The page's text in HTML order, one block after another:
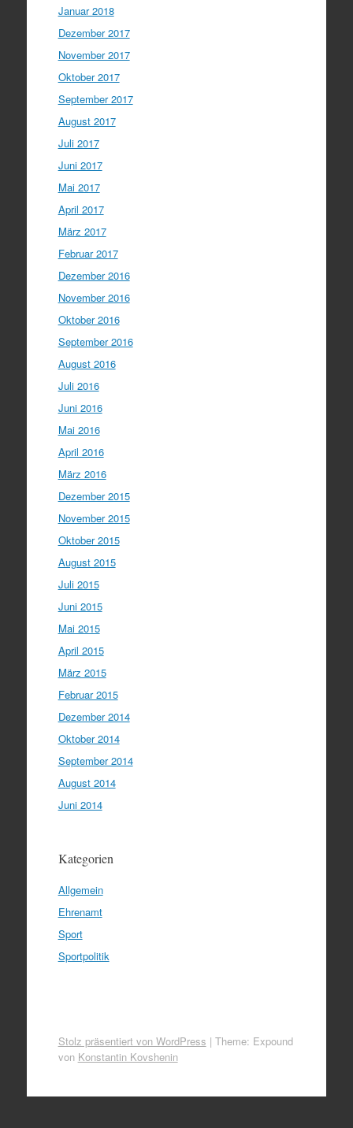
Januar 2018
Dezember 2017
November 2017
Oktober 2017
September 2017
August 2017
Juli 2017
Juni 2017
Mai 2017
April 2017
März 2017
Februar 2017
Dezember 2016
November 2016
Oktober 2016
September 2016
August 2016
Juli 2016
Juni 2016
Mai 2016
April 2016
März 2016
Dezember 2015
November 2015
Oktober 2015
August 2015
Juli 2015
Juni 2015
Mai 2015
April 2015
März 2015
Februar 2015
Dezember 2014
Oktober 2014
September 2014
August 2014
Juni 2014
Kategorien
Allgemein
Ehrenamt
Sport
Sportpolitik
Stolz präsentiert von WordPress | Theme: Expound
von Konstantin Kovshenin